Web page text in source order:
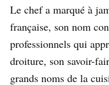
Le chef a marqué à
française, son nom
professionnels qui
droiture, son savoir-
grands noms de la